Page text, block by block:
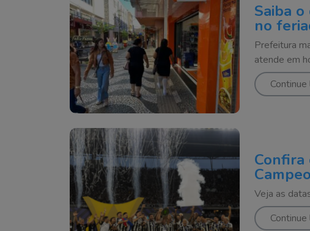
Saiba
no
Prefeitura
atende em
Confira
Veja as